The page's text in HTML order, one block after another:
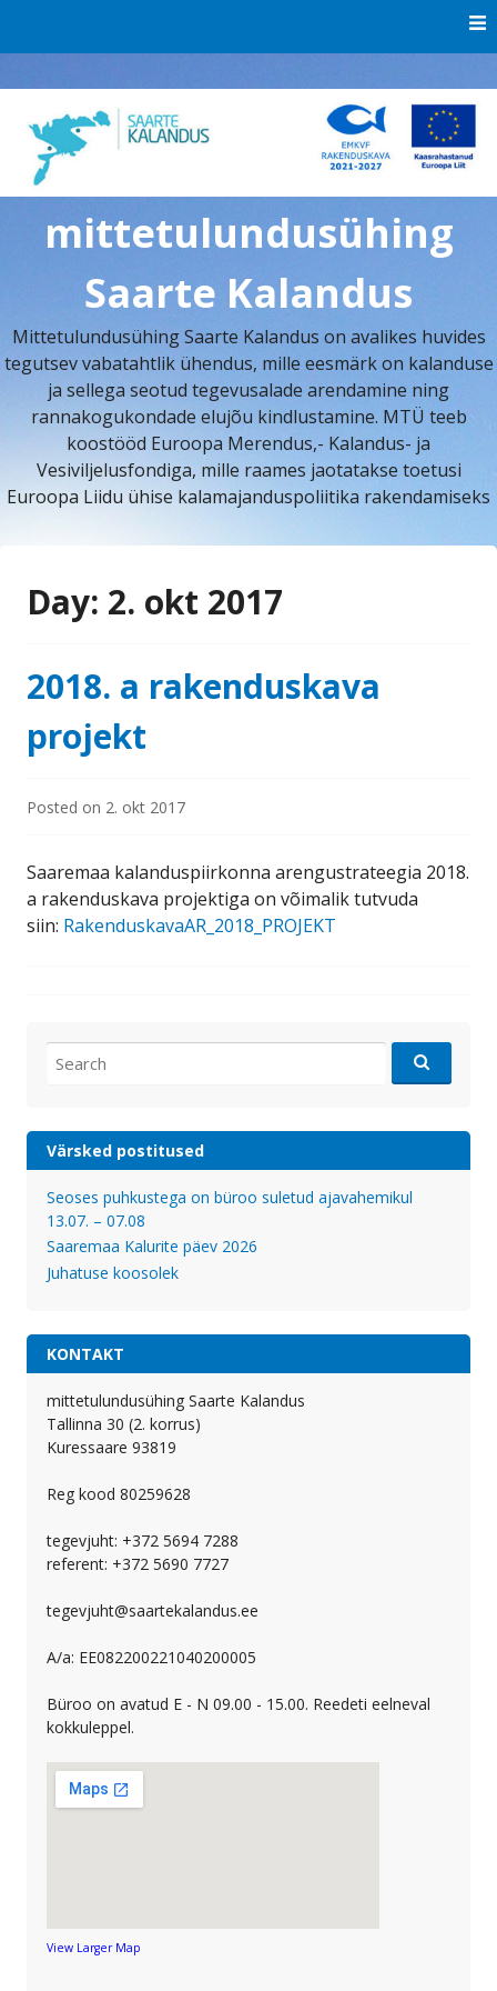
mittetulundusühing
Saarte Kalandus
Mittetulundusühing Saarte Kalandus on avalikes huvides
tegutsev vabatahtlik ühendus, mille eesmärk on kalanduse
ja sellega seotud tegevusalade arendamine ning
rannakogukondade elujõu kindlustamine. MTÜ teeb
koostööd Euroopa Merendus,- Kalandus- ja
Vesiviljelusfondiga, mille raames jaotatakse toetusi
Euroopa Liidu ühise kalamajanduspoliitika rakendamiseks
Day: 2. okt 2017
2018. a rakenduskava
projekt
Posted on 2. okt 2017
Saaremaa kalanduspiirkonna arengustrateegia 2018.
a rakenduskava projektiga on võimalik tutvuda
siin: RakenduskavaAR_2018_PROJEKT
for:
Värsked postitused
Seoses puhkustega on büroo suletud ajavahemikul
13.07. – 07.08
Saaremaa Kalurite päev 2026
Juhatuse koosolek
KONTAKT
mittetulundusühing Saarte Kalandus
Tallinna 30 (2. korrus)
Kuressaare 93819
Reg kood 80259628
tegevjuht: +372 5694 7288
referent: +372 5690 7727
tegevjuht@saartekalandus.ee
A/a: EE082200221040200005
Büroo on avatud E - N 09.00 - 15.00. Reedeti eelneval
kokkuleppel.
View Larger Map